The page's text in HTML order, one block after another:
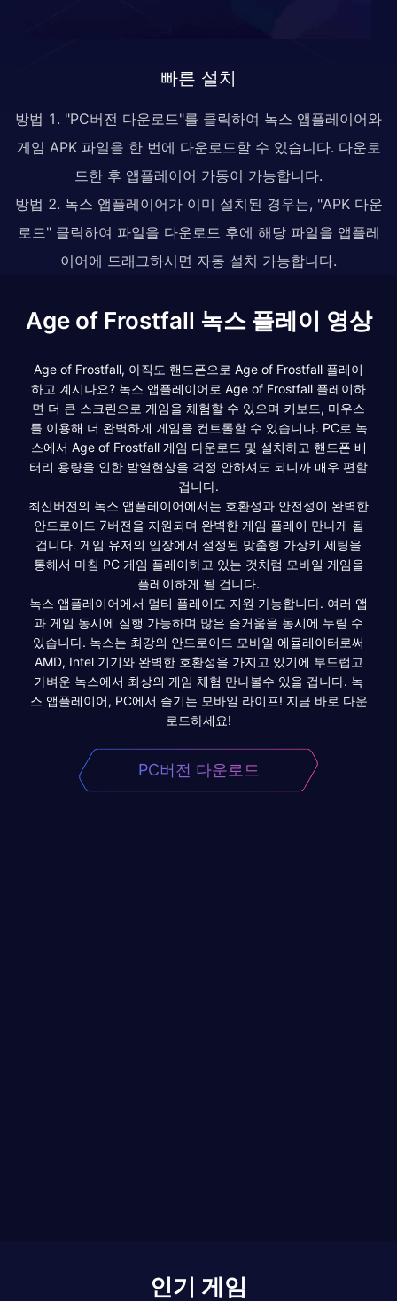
빠른 설치
방법 1. "PC버전 다운로드"를 클릭하여 녹스 앱플레이어와
게임 APK 파일을 한 번에 다운로드할 수 있습니다. 다운로
드한 후 앱플레이어 가동이 가능합니다.
방법 2. 녹스 앱플레이어가 이미 설치된 경우는, "APK 다운
로드" 클릭하여 파일을 다운로드 후에 해당 파일을 앱플레
이어에 드래그하시면 자동 설치 가능합니다.
Age of Frostfall 녹스 플레이 영상
Age of Frostfall, 아직도 핸드폰으로 Age of Frostfall 플레이
하고 계시나요? 녹스 앱플레이어로 Age of Frostfall 플레이하
면 더 큰 스크린으로 게임을 체험할 수 있으며 키보드, 마우스
를 이용해 더 완벽하게 게임을 컨트롤할 수 있습니다. PC로 녹
스에서 Age of Frostfall 게임 다운로드 및 설치하고 핸드폰 배
터리 용량을 인한 발열현상을 걱정 안하셔도 되니까 매우 편할
겁니다.
최신버전의 녹스 앱플레이어에서는 호환성과 안전성이 완벽한
안드로이드 7버전을 지원되며 완벽한 게임 플레이 만나게 될
겁니다. 게임 유저의 입장에서 설정된 맞춤형 가상키 세팅을
통해서 마침 PC 게임 플레이하고 있는 것처럼 모바일 게임을
플레이하게 될 겁니다.
녹스 앱플레이어에서 멀티 플레이도 지원 가능합니다. 여러 앱
과 게임 동시에 실행 가능하며 많은 즐거움을 동시에 누릴 수
있습니다. 녹스는 최강의 안드로이드 모바일 에뮬레이터로써
AMD, Intel 기기와 완벽한 호환성을 가지고 있기에 부드럽고
가벼운 녹스에서 최상의 게임 체험 만나볼수 있을 겁니다. 녹
스 앱플레이어, PC에서 즐기는 모바일 라이프! 지금 바로 다운
로드하세요!
PC버전 다운로드
인기 게임